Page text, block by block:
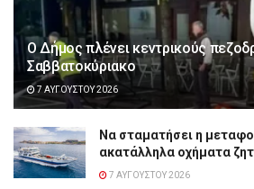
Ο Δήμος πλένει κεντρικούς
Σαββατοκύριακο
7 ΑΥΓΟΎΣΤΟΥ 2026
Να σταματήσει η
ακατάλληλα οχήματα
7 ΑΥΓΟΎΣΤΟΥ 2026